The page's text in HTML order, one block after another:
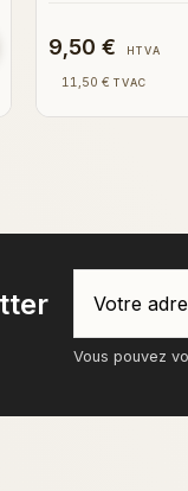
0,60 € HTVA
0,73 € TVAC
Vous pouvez